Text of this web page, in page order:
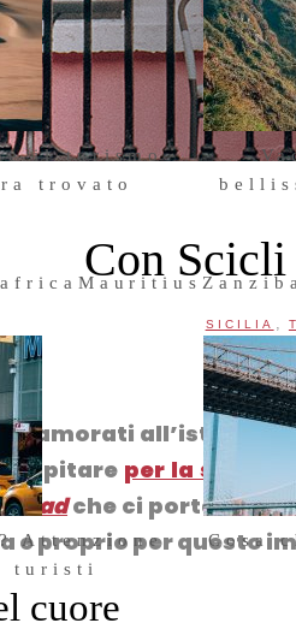
il turismo
trovato
Mauritius
Attenzione
turisti
Cosa
Con
SICILIA ,
all’istante.
ospitare per la
che ci porta con
e proprio per questo
cuore